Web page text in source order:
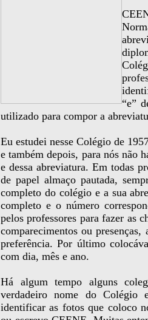
“e”
utilizado para compor a
Eu estudei nesse Colégio de
e também depois, para nós não
e dessa abreviatura. Em todas
de papel almaço pautada,
completo do colégio e a sua
completo e o número
pelos professores para fazer as
comparecimentos ou presenças,
preferência. Por último
com dia, mês e ano.
Há algum tempo alguns
verdadeiro nome do Colégio
identificar as fotos que coloco